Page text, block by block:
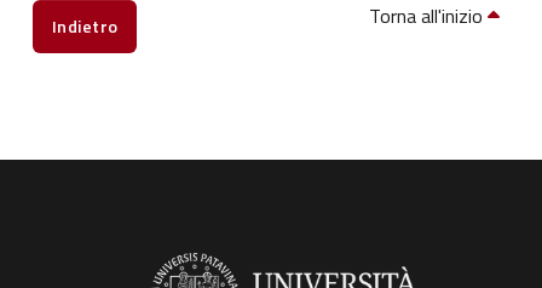
Indietro Torna all'inizio